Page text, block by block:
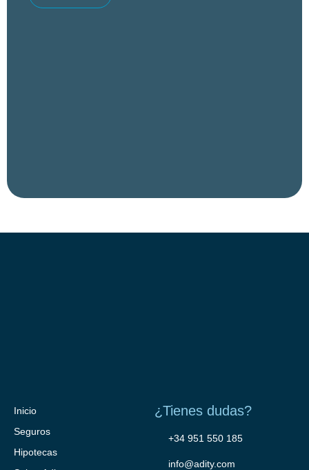
Inicio
Seguros
Hipotecas
¿Tienes dudas?
+34 951 550 185
info@adity.com